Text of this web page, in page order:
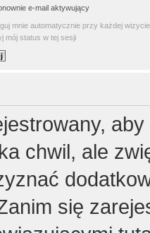
e-mail aktywujący
mnie automatycznie przy każdej wizycie
mój status w tej sesji
chwil, ale
się